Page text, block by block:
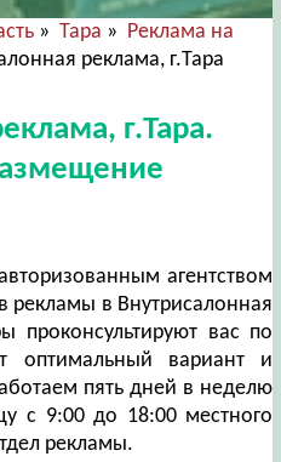
» Тара » Реклама на
реклама, г.Тара
г.Тара.
агентством
в Внутрисалонная
вас по
оптимальный вариант и
пять дней в неделю
с 9:00 до 18:00 местного
рекламы.